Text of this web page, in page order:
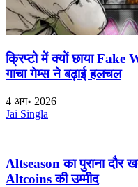
क्रिप्टो में क्यों छाया
गाचा गेम्स ने बढ़ाई हलचल
4 अग॰ 2026
Jai Singla
Altseason का पुराना दौर
Altcoins की उम्मीद